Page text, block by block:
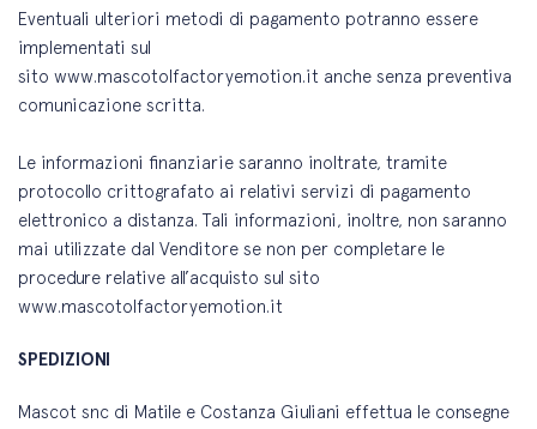
Eventuali ulteriori metodi di pagamento potranno essere
implementati sul
sito www.mascotolfactoryemotion.it anche senza preventiva
comunicazione scritta.
Le informazioni finanziarie saranno inoltrate, tramite
protocollo crittografato ai relativi servizi di pagamento
elettronico a distanza. Tali informazioni, inoltre, non saranno
mai utilizzate dal Venditore se non per completare le
procedure relative all’acquisto sul sito
www.mascotolfactoryemotion.it
SPEDIZIONI
Mascot snc di Matile e Costanza Giuliani effettua le consegne